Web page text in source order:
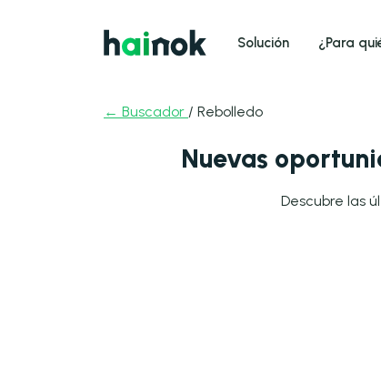
Solución ¿Para
← Buscador / Rebolledo
Nuevas
Descubre las